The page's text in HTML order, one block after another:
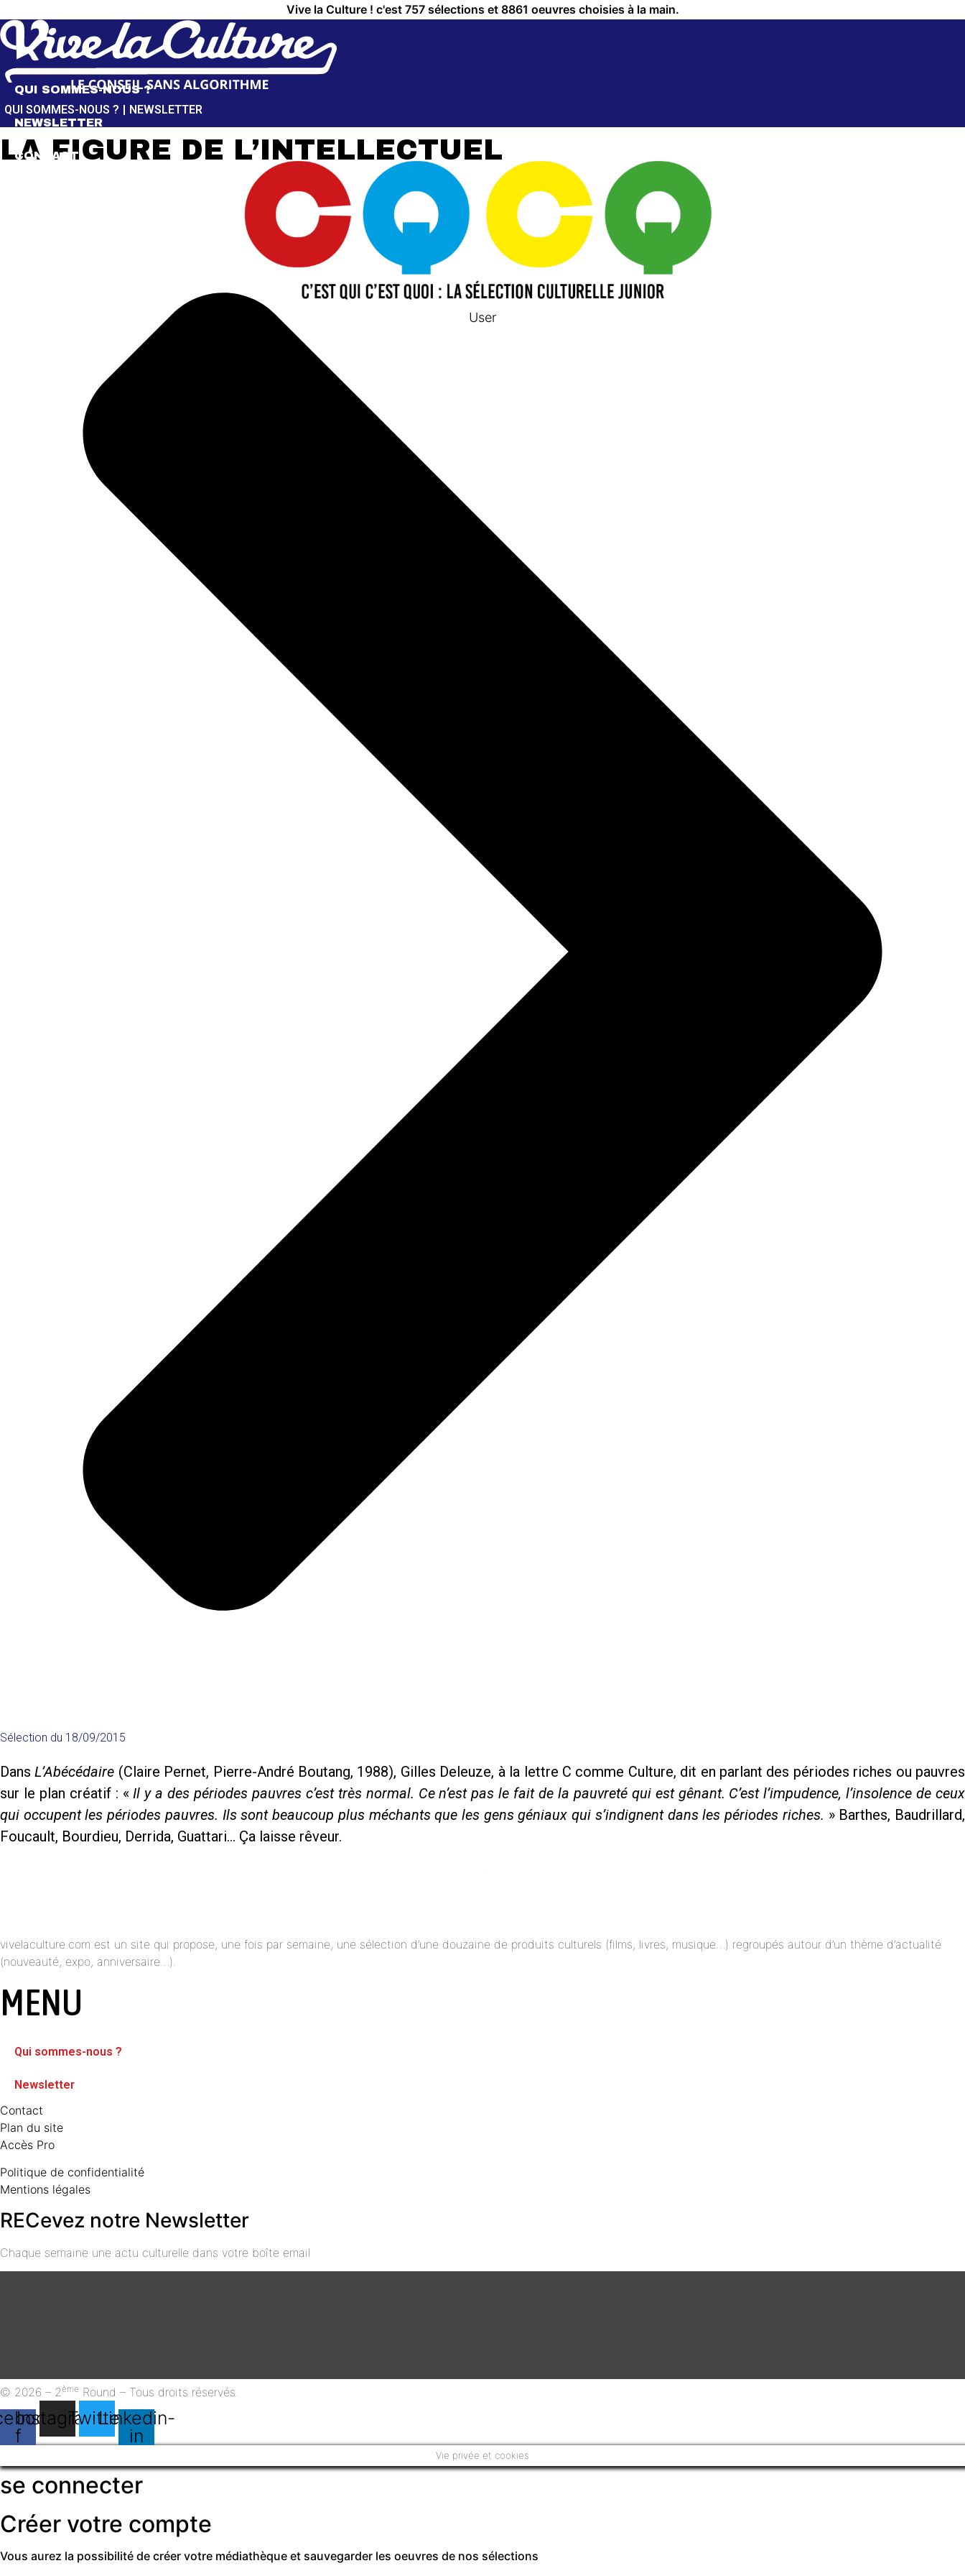
au
contenu
Vive la Culture ! c'est 757 sélections et 8861 oeuvres choisies à la main.
QUI SOMMES-NOUS ? NEWSLETTER
User
QUI SOMMES-NOUS ?
NEWSLETTER
CONTACT
LA FIGURE DE L’INTELLECTUEL
Sélection du 18/09/2015
DansL’Abécédaire (Claire Pernet, Pierre-André Boutang, 1988), Gilles Deleuze, à la lettre C comme Culture, dit en parlant des périodes riches ou pauvres
sur le plan créatif : «Il y a des périodes pauvres c’est très normal. Ce n’est pas le fait de la pauvreté qui est gênant. C’est l’impudence, l’insolence de ceux
qui occupent les périodes pauvres. Ils sont beaucoup plus méchants que les gens géniaux qui s’indignent dans les périodes riches. » Barthes, Baudrillard,
Foucault, Bourdieu, Derrida, Guattari… Ça laisse rêveur.
vivelaculture.com est un site qui propose, une fois par semaine, une sélection d’une douzaine de produits culturels (films, livres, musique…) regroupés autour d’un thème d’actualité
(nouveauté, expo, anniversaire…).
MENU
Qui sommes-nous ?
Newsletter
Contact
Plan du site
Accès Pro
Politique de confidentialité
Mentions légales
RECevez notre Newsletter
Chaque semaine une actu culturelle dans votre boîte email
© 2026 – 2ème Round – Tous droits réservés.
f
InstagramTwitterLinkedin-
in
Vie privée et cookies
se connecter
Créer votre compte
Vous aurez la possibilité de créer votre médiathèque et sauvegarder les oeuvres de nos sélections